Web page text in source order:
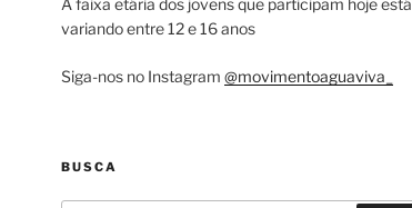
A faixa etária dos jovens que participam hoje está
variando entre 12 e 16 anos
Siga-nos no Instagram @movimentoaguaviva_
BUSCA